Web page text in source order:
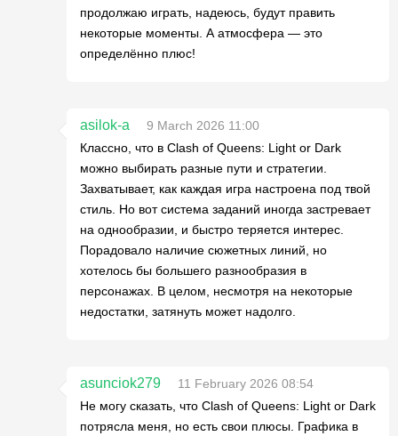
продолжаю играть, надеюсь, будут править
некоторые моменты. А атмосфера — это
определённо плюс!
asilok-a
9 March 2026 11:00
Классно, что в Clash of Queens: Light or Dark
можно выбирать разные пути и стратегии.
Захватывает, как каждая игра настроена под твой
стиль. Но вот система заданий иногда застревает
на однообразии, и быстро теряется интерес.
Порадовало наличие сюжетных линий, но
хотелось бы большего разнообразия в
персонажах. В целом, несмотря на некоторые
недостатки, затянуть может надолго.
asunciok279
11 February 2026 08:54
Не могу сказать, что Clash of Queens: Light or Dark
потрясла меня, но есть свои плюсы. Графика в